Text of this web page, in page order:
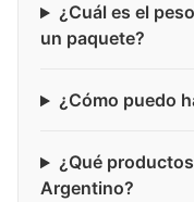
¿Cuál es el
un paquete?
¿Cómo puedo
¿Qué
Argentino?